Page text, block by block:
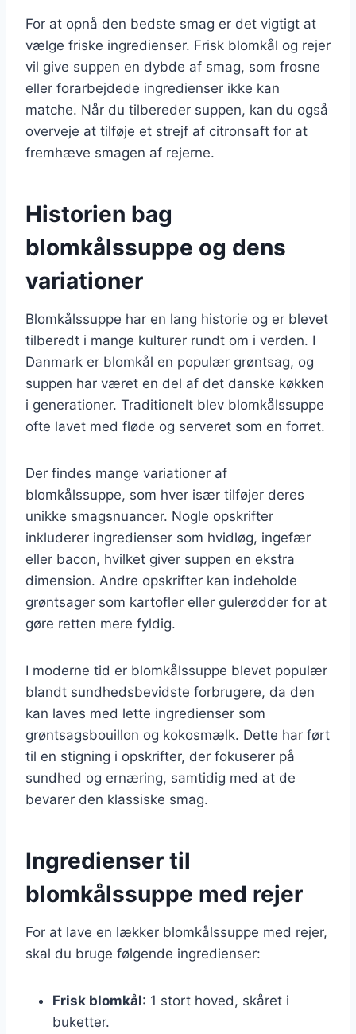
For at opnå den bedste smag er det vigtigt at
vælge friske ingredienser. Frisk blomkål og rejer
vil give suppen en dybde af smag, som frosne
eller forarbejdede ingredienser ikke kan
matche. Når du tilbereder suppen, kan du også
overveje at tilføje et strejf af citronsaft for at
fremhæve smagen af rejerne.
Historien bag
blomkålssuppe og dens
variationer
Blomkålssuppe har en lang historie og er blevet
tilberedt i mange kulturer rundt om i verden. I
Danmark er blomkål en populær grøntsag, og
suppen har været en del af det danske køkken
i generationer. Traditionelt blev blomkålssuppe
ofte lavet med fløde og serveret som en forret.
Der findes mange variationer af
blomkålssuppe, som hver især tilføjer deres
unikke smagsnuancer. Nogle opskrifter
inkluderer ingredienser som hvidløg, ingefær
eller bacon, hvilket giver suppen en ekstra
dimension. Andre opskrifter kan indeholde
grøntsager som kartofler eller gulerødder for at
gøre retten mere fyldig.
I moderne tid er blomkålssuppe blevet populær
blandt sundhedsbevidste forbrugere, da den
kan laves med lette ingredienser som
grøntsagsbouillon og kokosmælk. Dette har ført
til en stigning i opskrifter, der fokuserer på
sundhed og ernæring, samtidig med at de
bevarer den klassiske smag.
Ingredienser til
blomkålssuppe med rejer
For at lave en lækker blomkålssuppe med rejer,
skal du bruge følgende ingredienser:
Frisk blomkål: 1 stort hoved, skåret i
buketter.